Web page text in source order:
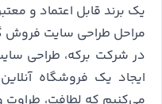
یک برند قابل اعتماد و
مراحل طراحی سایت فروش
در شرکت برکه، طراحی
ایجاد یک فروشگاه